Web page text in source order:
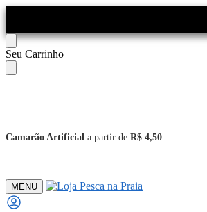
Skip
to
navigation
Skip
to
content
Seu Carrinho
Camarão Artificial a partir de R$ 4,50
MENU